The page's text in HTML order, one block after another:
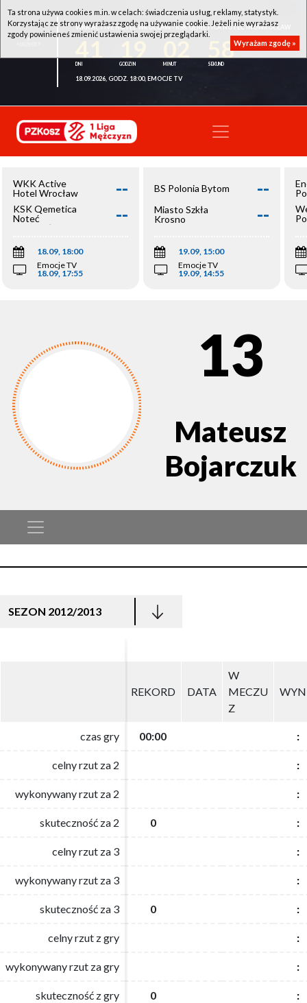
WKK ACTIVE HOTEL WROCŁAW - KSK QEMETICA NOTEĆ INOWROCŁAW
58
18.09.2026, GODZ. 18:00, EMOCJE TV
WKK Active
Hotel Wrocław
--
KSK Qemetica
Noteć
Inowrocław
--
18.09, 18:00
Emocje TV
18.09, 17:55
BS Polonia Bytom --
Miasto Szkła
Krosno
--
19.09, 15:00
Emocje TV
19.09, 14:55
13
Mateusz
Bojarczuk
SEZON 2012/2013
REKORD DATA
W
MECZU
Z
czas gry 00:00 :
celny rzut za 2 :
wykonywany rzut za 2 :
skuteczność za 2 0 :
celny rzut za 3 :
wykonywany rzut za 3 :
skuteczność za 3 0 :
celny rzut z gry :
wykonywany rzut za gry :
skuteczność z gry 0 :
REKORD DATA
W
MECZU
Z
czas gry 00:00 :
celny rzut za 2 :
wykonywany rzut za 2 :
skuteczność za 2 0 :
celny rzut za 3 :
wykonywany rzut za 3 :
skuteczność za 3 0 :
celny rzut z gry :
wykonywany rzut za gry :
skuteczność z gry 0 :
Ta strona używa cookies m.in. w celach: świadczenia usług, reklamy, statystyk.
Korzystając ze strony wyrażasz zgodę na używanie cookie. Jeżeli nie wyrażasz
zgody powinieneś zmienić ustawienia swojej przeglądarki.
Wyrażam zgodę »